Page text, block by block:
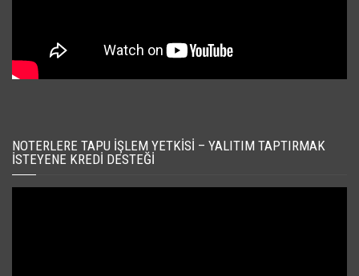
NOTERLERE TAPU İŞLEM YETKISI – YALITIM TAPTIRMAK
İSTEYENE KREDI DESTEĞI